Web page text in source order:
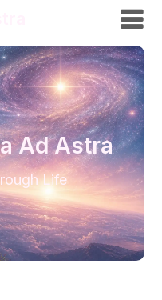
Ad Astra
Life